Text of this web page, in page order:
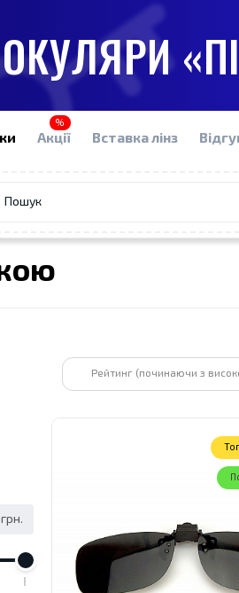
ОКУЛЯРИ
%
Акції Вставка лінз
грн.
Рейтинг (починаючи з